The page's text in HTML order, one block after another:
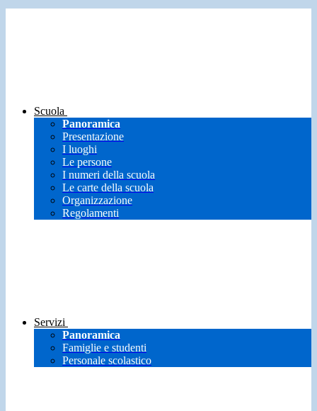
Scuola
Panoramica
Presentazione
I luoghi
Le persone
I numeri della scuola
Le carte della scuola
Organizzazione
Regolamenti
Servizi
Panoramica
Famiglie e studenti
Personale scolastico